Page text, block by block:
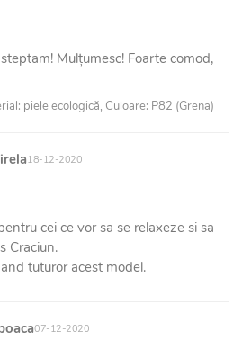
Mulțumesc! Foarte comod,
piele ecologică, Culoare: P82 (Grena)
18-12-2020
cei ce vor sa se relaxeze si sa
Craciun.
tuturor acest model.
07-12-2020